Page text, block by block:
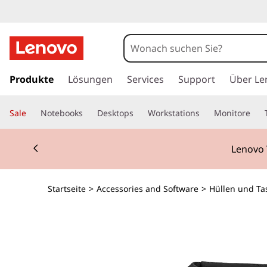
u
a
u
i
Produkte Lösungen Services Support Über
Sale Notebooks Desktops Workstations Monitore
Lenovo
Startseite > Accessories and Software > Hüllen und